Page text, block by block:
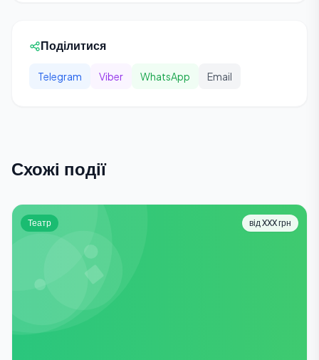
Поділитися
Telegram Viber WhatsApp Email
Схожі події
Театр від XXX грн